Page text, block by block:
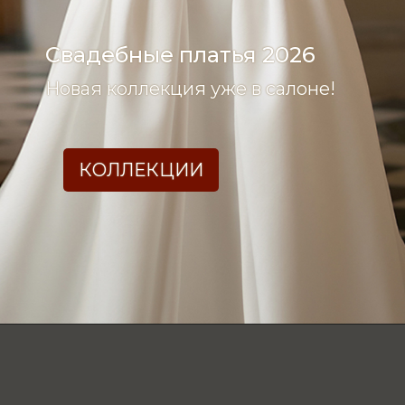
Свадебные платья 2026
Новая коллекция уже в салоне!
КОЛЛЕКЦИИ